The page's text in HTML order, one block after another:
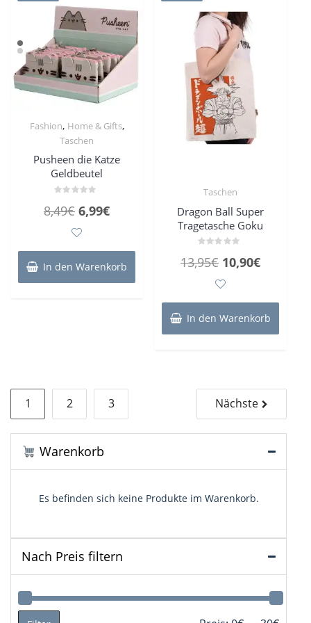
Fashion, Home & Gifts,
Taschen
Pusheen die Katze
Geldbeutel
mit
8,49€ Ursprünglicher
Preis
war:
8,49€
6,99€Aktueller
ist:
6,99€.
In den Warenkorb
Taschen
Dragon Ball Super
Tragetasche Goku
mit
13,95€ Ursprünglicher
Preis
war:
13,95€
10,90€Aktueller
ist:
10,90€.
In den Warenkorb
Seitennummerierung
der
Beiträge
1 2 3 Nächste
Warenkorb
Es befinden sich keine Produkte im Warenkorb.
Nach Preis filtern
Min.
Max.